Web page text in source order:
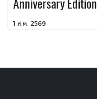
Anniversary Edition
1 ส.ค. 2569